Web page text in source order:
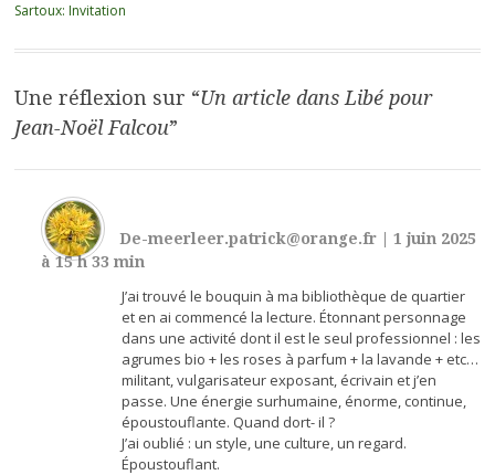
Sartoux: Invitation
Une réflexion sur “Un article dans Libé pour
Jean-Noël Falcou”
De-meerleer.patrick@orange.fr |1 juin 2025
à 15 h 33 min
J’ai trouvé le bouquin à ma bibliothèque de quartier
et en ai commencé la lecture. Étonnant personnage
dans une activité dont il est le seul professionnel : les
agrumes bio + les roses à parfum + la lavande + etc…
militant, vulgarisateur exposant, écrivain et j’en
passe. Une énergie surhumaine, énorme, continue,
époustouflante. Quand dort- il ?
J’ai oublié : un style, une culture, un regard.
Époustouflant.